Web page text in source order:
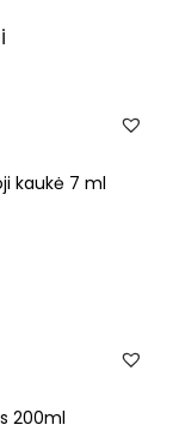
kaukė 7 ml
200ml